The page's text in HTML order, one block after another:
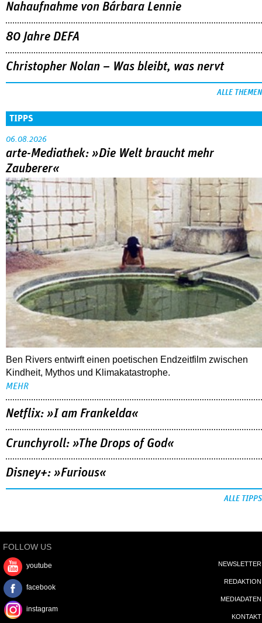
Nahaufnahme von Bárbara Lennie
80 Jahre DEFA
Christopher Nolan – Was bleibt, was nervt
ALLE THEMEN
TIPPS
06.08.2026
arte-Mediathek: »Die Welt braucht mehr
Zauberer«
Ben Rivers entwirft einen poetischen Endzeitfilm zwischen
Kindheit, Mythos und Klimakatastrophe.
MEHR
Netflix: »I am Frankelda«
Crunchyroll: »The Drops of God«
Disney+: »Furious«
ALLE TIPPS
FOLLOW US
youtube
facebook
instagram
NEWSLETTER
REDAKTION
MEDIADATEN
KONTAKT